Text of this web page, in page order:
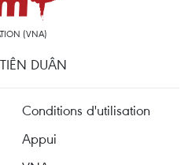
(VNA)
DUÂN
Conditions d'utilisation
Appui